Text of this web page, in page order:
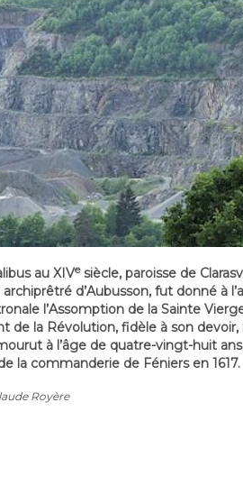
au XIVesiècle, paroisse de
d’Aubusson, fut donné à
l’Assomption de la Sainte
de la Révolution, fidèle à son
à l’âge de quatre-vingt-huit
la commanderie de Féniers en 1617.
Royère